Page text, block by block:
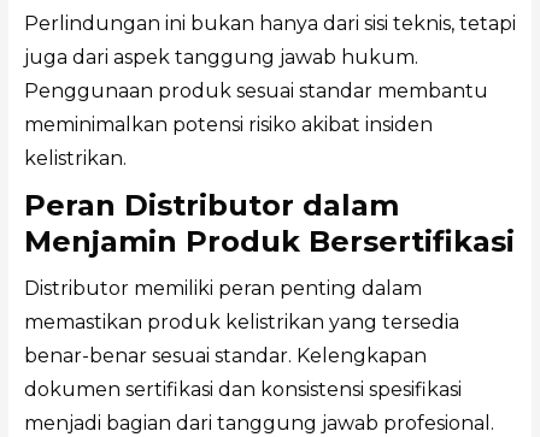
Perlindungan ini bukan hanya dari sisi teknis, tetapi
juga dari aspek tanggung jawab hukum.
Penggunaan produk sesuai standar membantu
meminimalkan potensi risiko akibat insiden
kelistrikan.
Peran Distributor dalam
Menjamin Produk Bersertifikasi
Distributor memiliki peran penting dalam
memastikan produk kelistrikan yang tersedia
benar-benar sesuai standar. Kelengkapan
dokumen sertifikasi dan konsistensi spesifikasi
menjadi bagian dari tanggung jawab profesional.